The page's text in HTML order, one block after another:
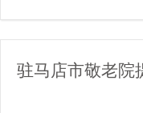
驻马店市敬老院